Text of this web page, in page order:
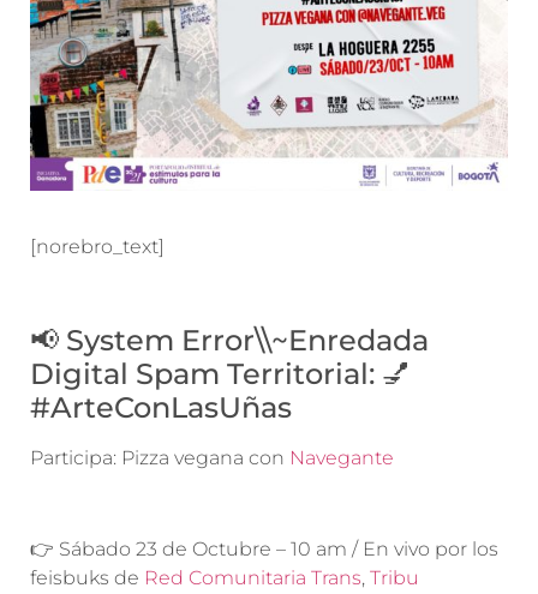
[norebro_text]
📢 System Error\\~Enredada
Digital Spam Territorial: 💅
#ArteConLasUñas
Participa: Pizza vegana con Navegante
👉 Sábado 23 de Octubre – 10 am / En vivo por los
feisbuks de Red Comunitaria Trans, Tribu